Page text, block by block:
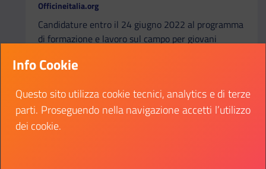
Officineitalia.org
Candidature entro il 24 giugno 2022 al programma
di formazione e lavoro sul campo per giovani
l’attuazione del PNRR. L'Officina avrà luogo da
Data fine:
24 giugno 2022
Vai al bando
Info Cookie
Questo sito utilizza cookie tecnici, analytics e di terze
parti. Proseguendo nella navigazione accetti l’utilizzo
dei cookie.